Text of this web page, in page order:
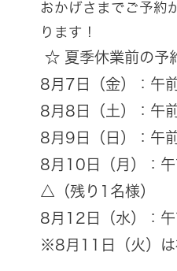
おかげさまでご予約
ります！
☆ 夏季休業前の予
8月7日（金）：午
8月8日（土）：午
8月9日（日）：午
8月10日（月）：
△（残り1名様）
8月12日（水）：
※8月11日（火）は